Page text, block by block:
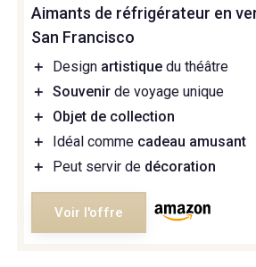
Aimants de réfrigérateur en
San Francisco
＋ Design artistique du théâtre
＋ Souvenir de voyage unique
＋
Objet de collection
＋
Idéal comme cadeau amusant
＋
Peut servir de décoration
Voir l'offre